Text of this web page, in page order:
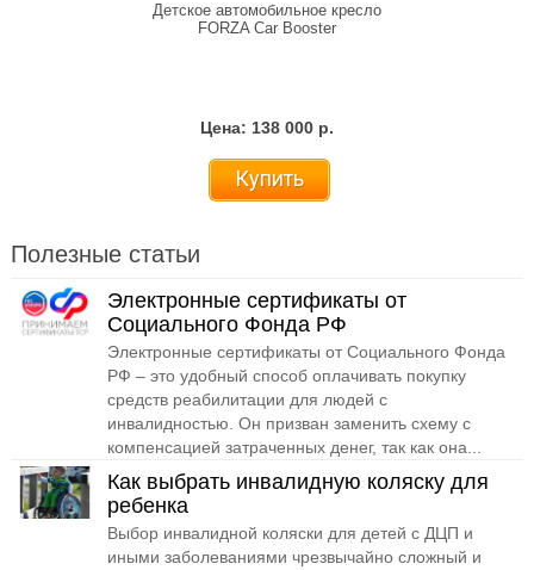
Детское автомобильное кресло
FORZA Car Booster
Цена: 138 000 р.
Купить
Полезные статьи
Электронные сертификаты от
Социального Фонда РФ
Электронные сертификаты от Социального Фонда
РФ – это удобный способ оплачивать покупку
средств реабилитации для людей с
инвалидностью. Он призван заменить схему с
компенсацией затраченных денег, так как она...
Как выбрать инвалидную коляску для
ребенка
Выбор инвалидной коляски для детей с ДЦП и
иными заболеваниями чрезвычайно сложный и